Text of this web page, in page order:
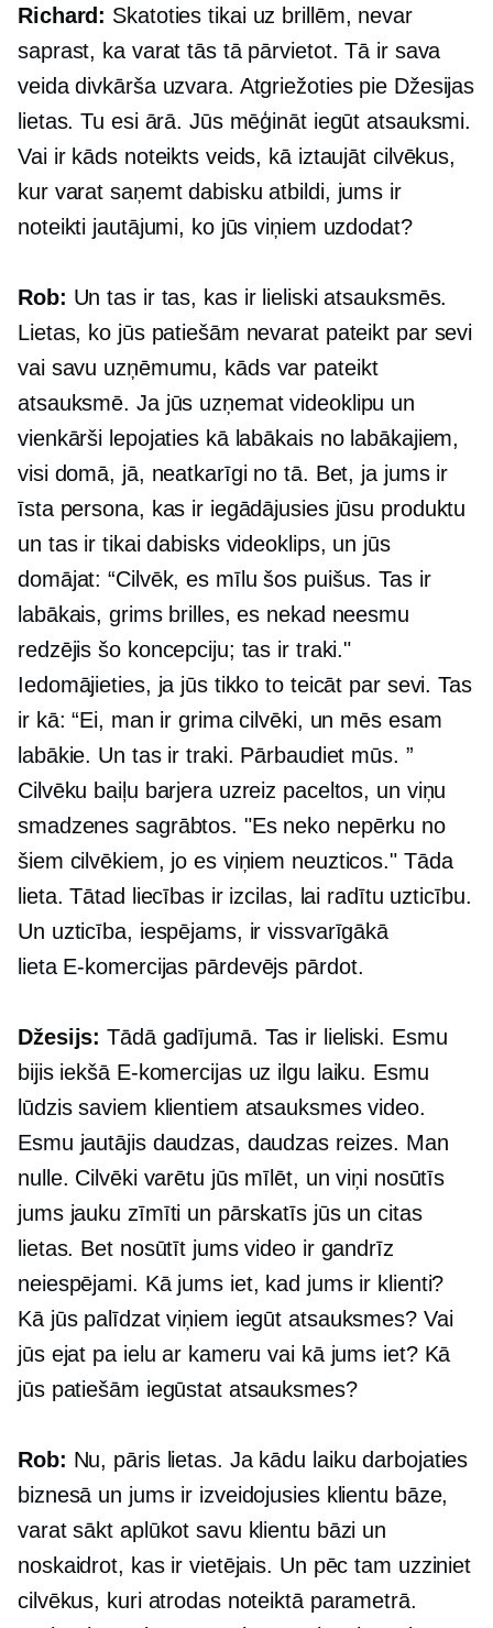
Richard: Skatoties tikai uz brillēm, nevar
saprast, ka varat tās tā pārvietot. Tā ir sava
veida divkārša uzvara. Atgriežoties pie Džesijas
lietas. Tu esi ārā. Jūs mēģināt iegūt atsauksmi.
Vai ir kāds noteikts veids, kā iztaujāt cilvēkus,
kur varat saņemt dabisku atbildi, jums ir
noteikti jautājumi, ko jūs viņiem uzdodat?
Rob: Un tas ir tas, kas ir lieliski atsauksmēs.
Lietas, ko jūs patiešām nevarat pateikt par sevi
vai savu uzņēmumu, kāds var pateikt
atsauksmē. Ja jūs uzņemat videoklipu un
vienkārši lepojaties kā labākais no labākajiem,
visi domā, jā, neatkarīgi no tā. Bet, ja jums ir
īsta persona, kas ir iegādājusies jūsu produktu
un tas ir tikai dabisks videoklips, un jūs
domājat: “Cilvēk, es mīlu šos puišus. Tas ir
labākais, grims brilles, es nekad neesmu
redzējis šo koncepciju; tas ir traki."
Iedomājieties, ja jūs tikko to teicāt par sevi. Tas
ir kā: “Ei, man ir grima cilvēki, un mēs esam
labākie. Un tas ir traki. Pārbaudiet mūs. ”
Cilvēku baiļu barjera uzreiz paceltos, un viņu
smadzenes sagrābtos. "Es neko nepērku no
šiem cilvēkiem, jo ​​es viņiem neuzticos." Tāda
lieta. Tātad liecības ir izcilas, lai radītu uzticību.
Un uzticība, iespējams, ir vissvarīgākā
lieta E-komercijas pārdevējs pārdot.
Džesijs: Tādā gadījumā. Tas ir lieliski. Esmu
bijis iekšā E-komercijasuz ilgu laiku. Esmu
lūdzis saviem klientiem atsauksmes video.
Esmu jautājis daudzas, daudzas reizes. Man
nulle. Cilvēki varētu jūs mīlēt, un viņi nosūtīs
jums jauku zīmīti un pārskatīs jūs un citas
lietas. Bet nosūtīt jums video ir gandrīz
neiespējami. Kā jums iet, kad jums ir klienti?
Kā jūs palīdzat viņiem iegūt atsauksmes? Vai
jūs ejat pa ielu ar kameru vai kā jums iet? Kā
jūs patiešām iegūstat atsauksmes?
Rob: Nu, pāris lietas. Ja kādu laiku darbojaties
biznesā un jums ir izveidojusies klientu bāze,
varat sākt aplūkot savu klientu bāzi un
noskaidrot, kas ir vietējais. Un pēc tam uzziniet
cilvēkus, kuri atrodas noteiktā parametrā.